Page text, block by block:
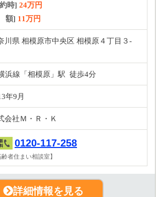
時] 24万円
額] 11万円
川県 相模原市中央区 相模原４丁目３-
浜線「相模原」駅 徒歩4分
年9月
会社Ｍ・Ｒ・Ｋ
0120-117-258
齢者住まい相談室】
詳細情報を見る